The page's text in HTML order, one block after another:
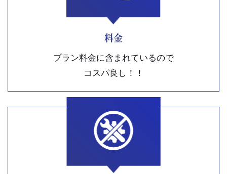
料金
プラン料金に含まれているので
コスパ良し！！